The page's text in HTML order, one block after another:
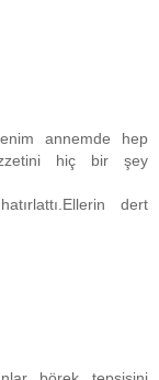
annemde hep
hiç bir şey
dert